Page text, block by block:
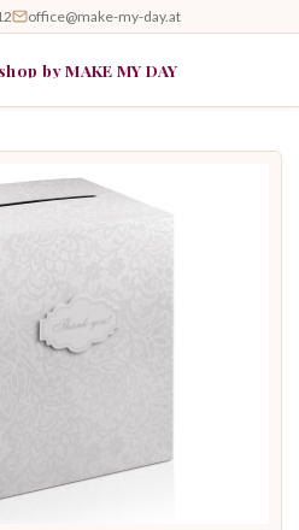
office@make-my-day.at
by MAKE MY DAY